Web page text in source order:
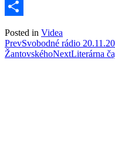
Email
Posted in Videa
Post
navigation
PrevSvobodné rádio
ŽantovskéhoNextLiterárna